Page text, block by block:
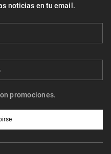
noticias en tu email.
promociones.